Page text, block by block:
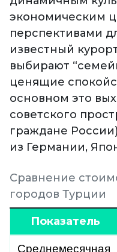
экономическим
перспективами
известный
выбирают
ценящие
основном это
советского
граждане
из Германии,
Сравнение
городов Турции
Показатель
Среднемесячная